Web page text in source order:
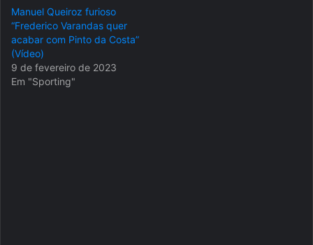
Manuel Queiroz furioso
“Frederico Varandas quer
acabar com Pinto da Costa”
(Vídeo)
9 de fevereiro de 2023
Em "Sporting"